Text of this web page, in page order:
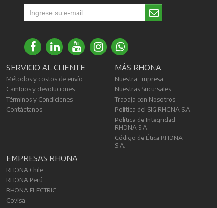
SERVICIO AL CLIENTE
Métodos y costos de envío
Cambios y devoluciones
Términos y Condiciones
Contáctanos
MÁS RHONA
Nuestra Empresa
Nuestras Sucursales
Trabaja con Nosotros
Política del SIG RHONA S.A.
Política de Integridad
RHONA S.A.
Código de Ética RHONA
S.A.
EMPRESAS RHONA
RHONA Chile
RHONA Perú
RHONA ELECTRIC
Covisa